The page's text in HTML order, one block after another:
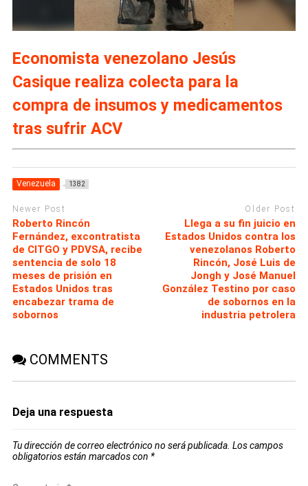
Economista venezolano Jesús
Casique realiza colecta para la
compra de insumos y medicamentos
tras sufrir ACV
Venezuela 1382
Newer Post
Roberto Rincón
Fernández, excontratista
de CITGO y PDVSA, recibe
sentencia de solo 18
meses de prisión en
Estados Unidos tras
encabezar trama de
sobornos
Older Post
Llega a su fin juicio en
Estados Unidos contra los
venezolanos Roberto
Rincón, José Luis de
Jongh y José Manuel
González Testino por caso
de sobornos en la
industria petrolera
COMMENTS
Deja una respuesta
Tu dirección de correo electrónico no será publicada. Los campos
obligatorios están marcados con *